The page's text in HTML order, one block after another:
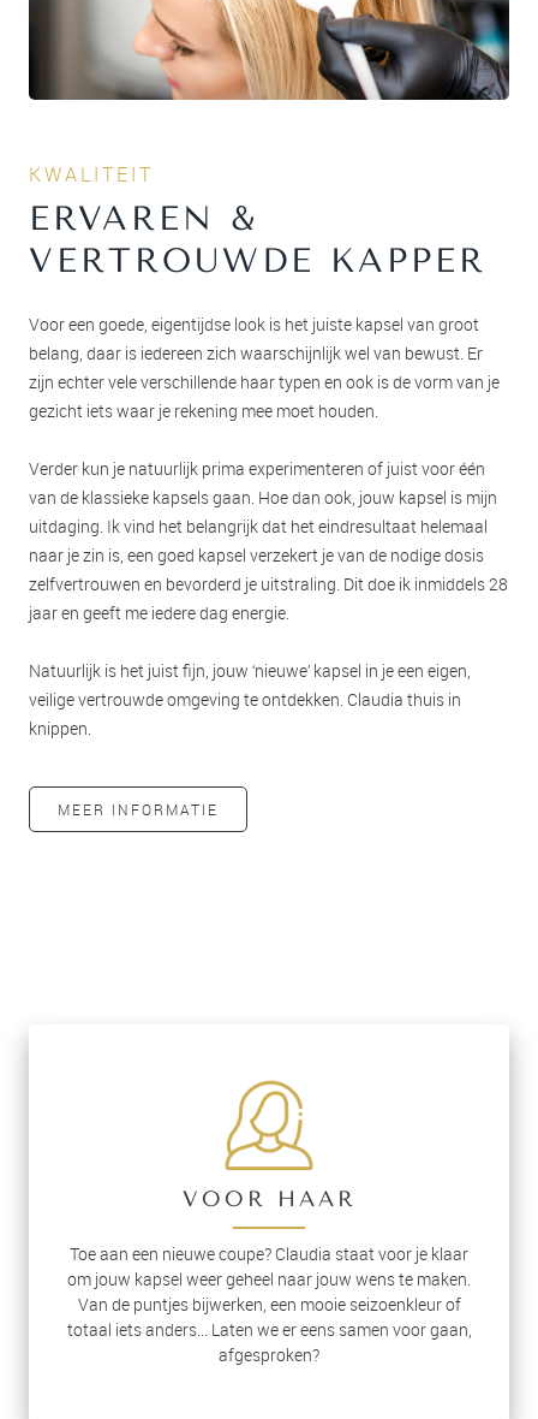
KWALITEIT
ERVAREN &
VERTROUWDE KAPPER
Voor een goede, eigentijdse look is het juiste kapsel van groot
belang, daar is iedereen zich waarschijnlijk wel van bewust. Er
zijn echter vele verschillende haar typen en ook is de vorm van je
gezicht iets waar je rekening mee moet houden.
Verder kun je natuurlijk prima experimenteren of juist voor één
van de klassieke kapsels gaan. Hoe dan ook, jouw kapsel is mijn
uitdaging. Ik vind het belangrijk dat het eindresultaat helemaal
naar je zin is, een goed kapsel verzekert je van de nodige dosis
zelfvertrouwen en bevorderd je uitstraling. Dit doe ik inmiddels 28
jaar en geeft me iedere dag energie.
Natuurlijk is het juist fijn, jouw ‘nieuwe’ kapsel in je een eigen,
veilige vertrouwde omgeving te ontdekken. Claudia thuis in
knippen.
MEER INFORMATIE
VOOR HAAR
Toe aan een nieuwe coupe? Claudia staat voor je klaar
om jouw kapsel weer geheel naar jouw wens te maken.
Van de puntjes bijwerken, een mooie seizoenkleur of
totaal iets anders... Laten we er eens samen voor gaan,
afgesproken?